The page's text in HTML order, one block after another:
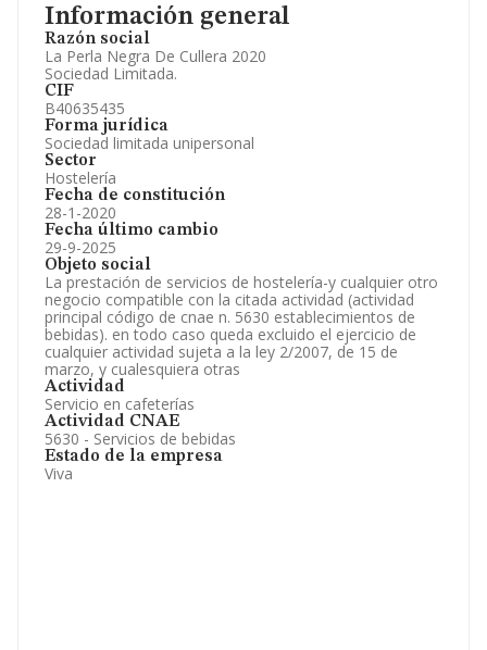
Información general
Razón social
La Perla Negra De Cullera 2020
Sociedad Limitada.
CIF
B40635435
Forma jurídica
Sociedad limitada unipersonal
Sector
Hostelería
Fecha de constitución
28-1-2020
Fecha último cambio
29-9-2025
Objeto social
La prestación de servicios de hostelería-y cualquier otro
negocio compatible con la citada actividad (actividad
principal código de cnae n. 5630 establecimientos de
bebidas). en todo caso queda excluido el ejercicio de
cualquier actividad sujeta a la ley 2/2007, de 15 de
marzo, y cualesquiera otras
Actividad
Servicio en cafeterías
Actividad CNAE
5630 - Servicios de bebidas
Estado de la empresa
Viva
Artículos de prensa publicados sobre la empresa.
Información oficial y registral complementaria.